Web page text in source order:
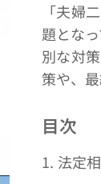
「夫婦
題とな
別な対
策や、
目次
1. 法定